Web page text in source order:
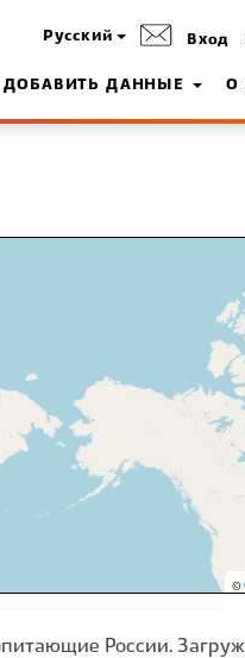
Русский Вход
ДОБАВИТЬ ДАННЫЕ О
©
России.